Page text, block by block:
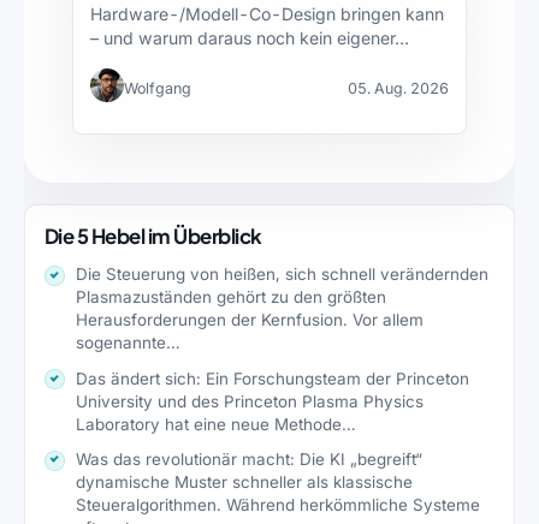
Hardware-/Modell-Co-Design bringen kann
– und warum daraus noch kein eigener…
Wolfgang 05. Aug. 2026
Die 5 Hebel im Überblick
Die Steuerung von heißen, sich schnell verändernden
Plasmazuständen gehört zu den größten
Herausforderungen der Kernfusion. Vor allem
sogenannte…
Das ändert sich: Ein Forschungsteam der Princeton
University und des Princeton Plasma Physics
Laboratory hat eine neue Methode…
Was das revolutionär macht: Die KI „begreift“
dynamische Muster schneller als klassische
Steueralgorithmen. Während herkömmliche Systeme